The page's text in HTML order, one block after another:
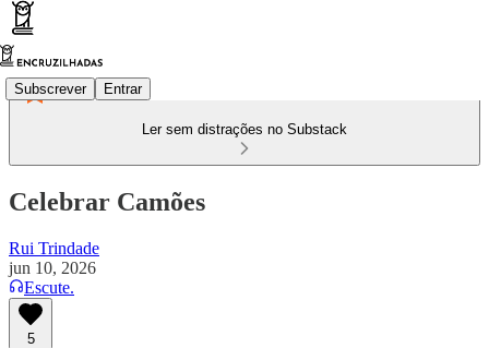
Subscrever Entrar
Ler sem distrações no Substack
Celebrar Camões
Rui Trindade
jun 10, 2026
Escute.
5